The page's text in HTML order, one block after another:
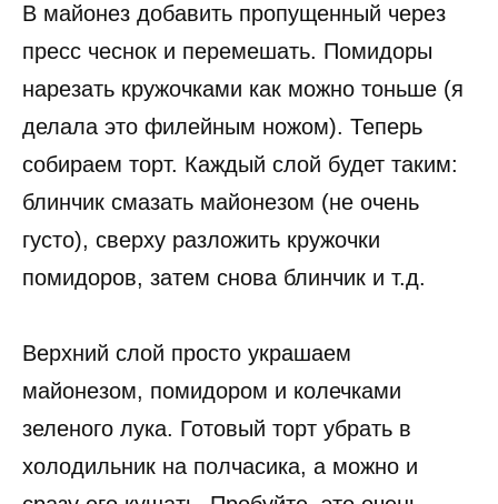
В майонез добавить пропущенный через
пресс чеснок и перемешать. Помидоры
нарезать кружочками как можно тоньше (я
делала это филейным ножом). Теперь
собираем торт. Каждый слой будет таким:
блинчик смазать майонезом (не очень
густо), сверху разложить кружочки
помидоров, затем снова блинчик и т.д.
Верхний слой просто украшаем
майонезом, помидором и колечками
зеленого лука. Готовый торт убрать в
холодильник на полчасика, а можно и